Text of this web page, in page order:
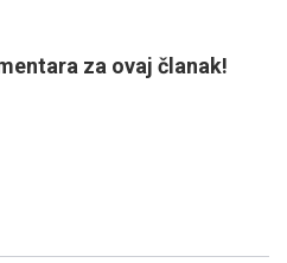
za ovaj članak!